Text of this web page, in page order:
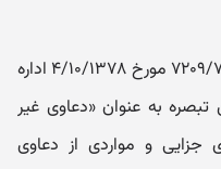
* ـ توضیح مؤلفان:طبق نظریه شماره ۷۲۰۹/۷ مورخ ۴/۱۰/۱۳۷۸ اداره
به عنوان «دعاوی غیر
و مواردی از دعاوی